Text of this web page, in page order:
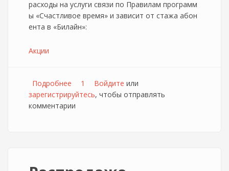
расходы на услуги связи по Правилам программ
ы «Счастливое время» и зависит от стажа абон
ента в «Билайн»:
Акции
Подробнее о Акция на Тарифах "Всё" для участников
программы "Счастливое время"
1 Войдите или
зарегистрируйтесь, чтобы отправлять
комментарии